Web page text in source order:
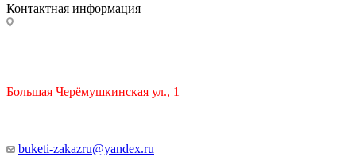
Контактная информация
Большая Черёмушкинская ул., 1
buketi-zakazru@yandex.ru